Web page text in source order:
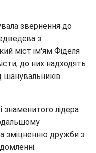
звернення до
з
міст ім'ям Фіделя
до них надходять
шанувальників
лідера
зміцненню дружби з